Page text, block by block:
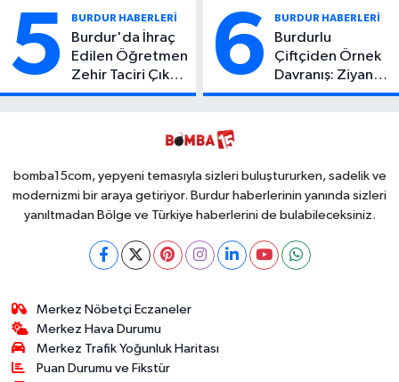
5 BURDUR HABERLERİ
Burdur'da İhraç
Edilen Öğretmen
Zehir Taciri Çıktı:
Binlerce
6 BURDUR HABERLERİ
Burdurlu
Çiftçiden Örnek
Davranış: Ziyan
Olmasın Diye
Toplayabilecek
bomba15com, yepyeni temasıyla sizleri buluştururken, sadelik ve
modernizmi bir araya getiriyor. Burdur haberlerinin yanında sizleri
yanıltmadan Bölge ve Türkiye haberlerini de bulabileceksiniz.
Merkez Nöbetçi Eczaneler
Merkez Hava Durumu
Merkez Trafik Yoğunluk Haritası
Puan Durumu ve Fikstür